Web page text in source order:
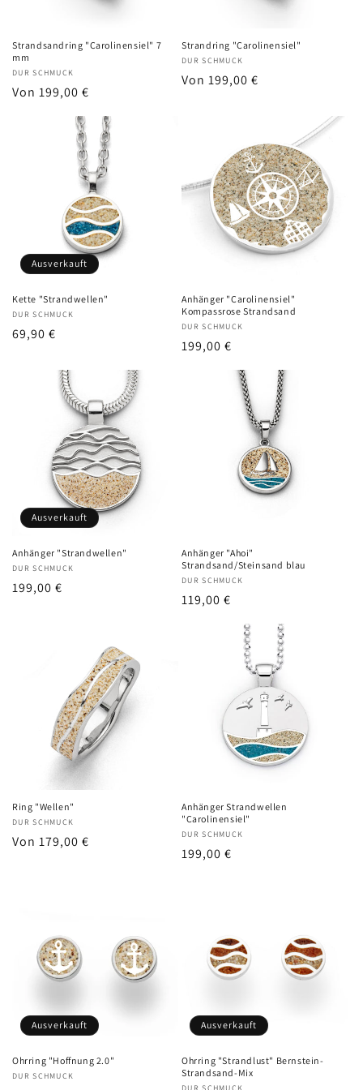
Strandsandring "Carolinensiel" 7
mm
Anbieter:
DUR SCHMUCK
Normaler
Von 199,00 €
Strandring "Carolinensiel"
Anbieter:
DUR SCHMUCK
Normaler
Von 199,00 €
Ausverkauft
Kette "Strandwellen"
Anbieter:
DUR SCHMUCK
Normaler
69,90 €
Anhänger "Carolinensiel"
Kompassrose Strandsand
Anbieter:
DUR SCHMUCK
Normaler
199,00 €
Ausverkauft
Anhänger "Strandwellen"
Anbieter:
DUR SCHMUCK
Normaler
199,00 €
Anhänger "Ahoi"
Strandsand/Steinsand blau
Anbieter:
DUR SCHMUCK
Normaler
119,00 €
Ring "Wellen"
Anbieter:
DUR SCHMUCK
Normaler
Von 179,00 €
Anhänger Strandwellen
"Carolinensiel"
Anbieter:
DUR SCHMUCK
Normaler
199,00 €
Ausverkauft
Ohrring "Hoffnung 2.0"
Anbieter:
DUR SCHMUCK
Ausverkauft
Ohrring "Strandlust" Bernstein-
Strandsand-Mix